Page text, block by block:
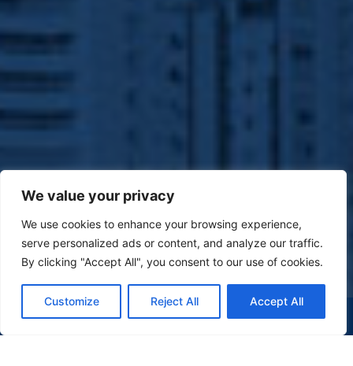
We value your privacy
We use cookies to enhance your browsing experience,
serve personalized ads or content, and analyze our traffic.
By clicking "Accept All", you consent to our use of cookies.
Customize Reject All Accept All
(47) 9 9977-7630